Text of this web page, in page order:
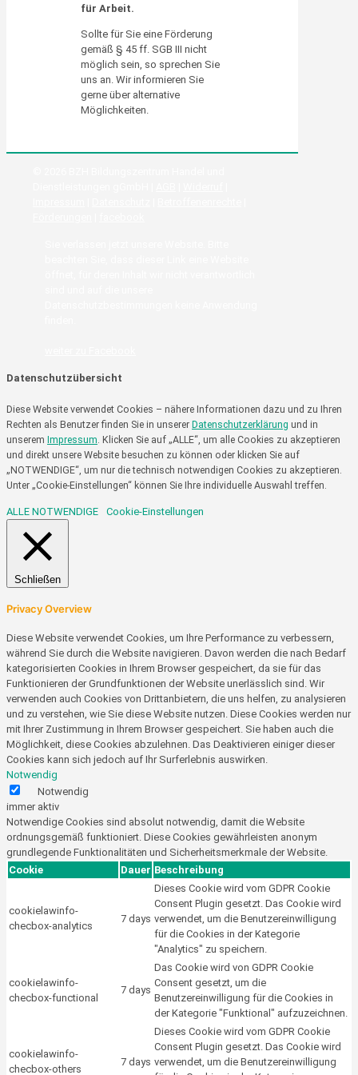
für Arbeit.
Sollte für Sie eine Förderung
gemäß § 45 ff. SGB III nicht
möglich sein, so sprechen Sie
uns an. Wir informieren Sie
gerne über alternative
Möglichkeiten.
Datenschutzübersicht
Diese Website verwendet Cookies – nähere Informationen dazu und zu Ihren
Rechten als Benutzer finden Sie in unserer Datenschutzerklärung und in
unserem Impressum. Klicken Sie auf „ALLE“, um alle Cookies zu akzeptieren
und direkt unsere Website besuchen zu können oder klicken Sie auf
„NOTWENDIGE“, um nur die technisch notwendigen Cookies zu akzeptieren.
Unter „Cookie-Einstellungen“ können Sie Ihre individuelle Auswahl treffen.
ALLE NOTWENDIGE Cookie-Einstellungen
Schließen
Privacy Overview
Diese Website verwendet Cookies, um Ihre Performance zu verbessern,
während Sie durch die Website navigieren. Davon werden die nach Bedarf
kategorisierten Cookies in Ihrem Browser gespeichert, da sie für das
Funktionieren der Grundfunktionen der Website unerlässlich sind. Wir
verwenden auch Cookies von Drittanbietern, die uns helfen, zu analysieren
und zu verstehen, wie Sie diese Website nutzen. Diese Cookies werden nur
mit Ihrer Zustimmung in Ihrem Browser gespeichert. Sie haben auch die
Möglichkeit, diese Cookies abzulehnen. Das Deaktivieren einiger dieser
Cookies kann sich jedoch auf Ihr Surferlebnis auswirken.
Notwendig
Notwendig
immer aktiv
Notwendige Cookies sind absolut notwendig, damit die Website
ordnungsgemäß funktioniert. Diese Cookies gewährleisten anonym
grundlegende Funktionalitäten und Sicherheitsmerkmale der Website.
Cookie
Dauer Beschreibung
cookielawinfo-
checbox-analytics
7 days
Dieses Cookie wird vom GDPR Cookie
Consent Plugin gesetzt. Das Cookie wird
verwendet, um die Benutzereinwilligung
für die Cookies in der Kategorie
"Analytics" zu speichern.
cookielawinfo-
checbox-functional
7 days
Das Cookie wird von GDPR Cookie
Consent gesetzt, um die
Benutzereinwilligung für die Cookies in
der Kategorie "Funktional" aufzuzeichnen.
cookielawinfo-
checbox-others
7 days
Dieses Cookie wird vom GDPR Cookie
Consent Plugin gesetzt. Das Cookie wird
verwendet, um die Benutzereinwilligung